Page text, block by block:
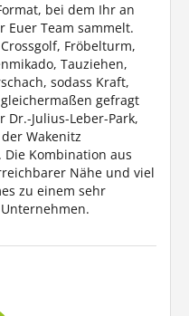
bei dem Ihr an
Euer Team sammelt.
Fröbelturm,
Tauziehen,
sodass Kraft,
gefragt
Julius-Leber-Park,
Wakenitz
Kombination aus
Nähe und viel
zu einem sehr